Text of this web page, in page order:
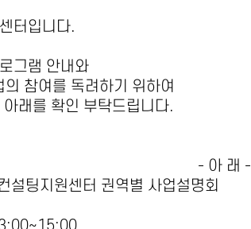
터 입니다.
그램 안내와
의 참여를 독려하기 위하여
아래를 확인 부탁드립니다.
- 아 래 -
설팅지원센터 권역별 사업설명회